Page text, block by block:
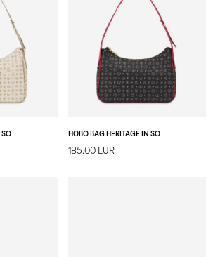
HOBO BAG HERITAGE IN SOFT RELIEF NERO/LACCA
185.00 EUR